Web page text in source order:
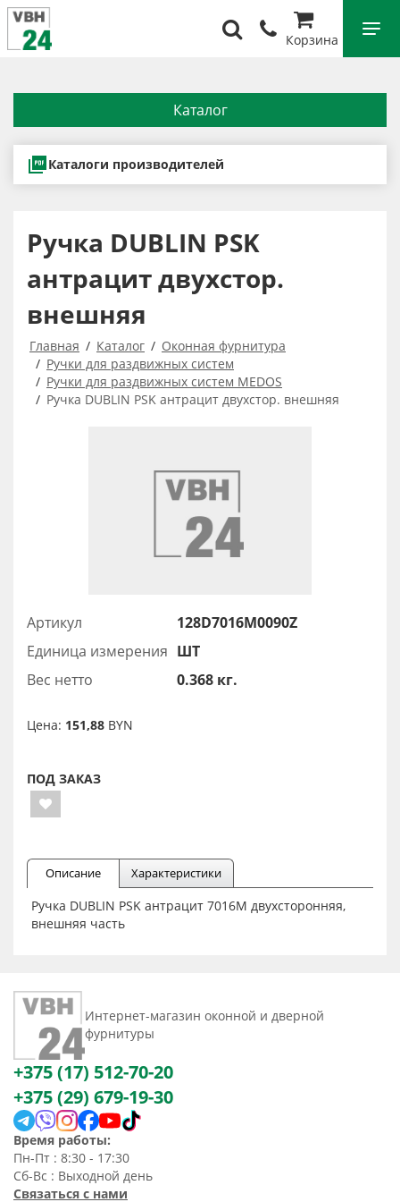
Корзина
Каталог
Каталоги производителей
Ручка DUBLIN PSK
антрацит двухстор.
внешняя
Главная Каталог
Оконная фурнитура
Ручки для раздвижных систем
Ручки для раздвижных систем MEDOS
Ручка DUBLIN PSK антрацит двухстор. внешняя
Артикул
128D7016M0090Z
Единица измерения ШТ
Вес нетто
0.368 кг.
Цена: 151,88 BYN
ПОД ЗАКАЗ
Описание Характеристики
Ручка DUBLIN PSK антрацит 7016M двухсторонняя,
внешняя часть
Интернет-магазин оконной и дверной
фурнитуры
+375 (17) 512-70-20
+375 (29) 679-19-30
Время работы:
Пн-Пт : 8:30 - 17:30
Сб-Вс : Выходной день
Связаться с нами